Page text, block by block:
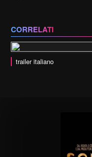
CORRELATI
trailer italiano